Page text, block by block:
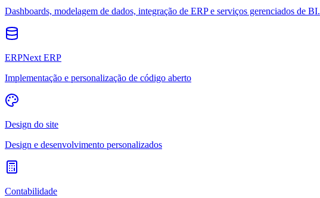
Dashboards, modelagem de dados, integração de ERP e serviços gerenciados de BI.
ERPNext ERP
Implementação e personalização de código aberto
Design do site
Design e desenvolvimento personalizados
Contabilidade